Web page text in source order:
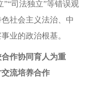
”“司法独立”等错误观
社会主义法治、中
业的政治根基。
作协同育人为重
流培养合作